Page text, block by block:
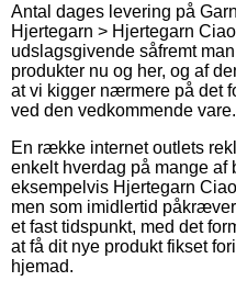
Antal dages levering på
Hjertegarn > Hjertegarn
udslagsgivende såfremt
produkter nu og her, og af
at vi kigger nærmere på det
ved den vedkommende vare.
En række internet outlets
enkelt hverdag på mange af
eksempelvis Hjertegarn
men som imidlertid
et fast tidspunkt, med det
at få dit nye produkt fikset
hjemad.